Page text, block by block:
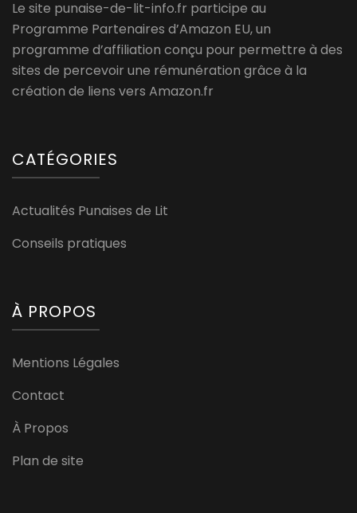
Le site punaise-de-lit-info.fr participe au
Programme Partenaires d’Amazon EU, un
programme d’affiliation conçu pour permettre à des
sites de percevoir une rémunération grâce à la
création de liens vers Amazon.fr
CATÉGORIES
Actualités Punaises de Lit
Conseils pratiques
À PROPOS
Mentions Légales
Contact
À Propos
Plan de site